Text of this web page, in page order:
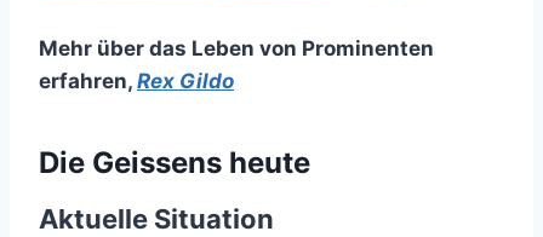
Mehr über das Leben von Prominenten
erfahren, Rex Gildo
Die Geissens heute
Aktuelle Situation